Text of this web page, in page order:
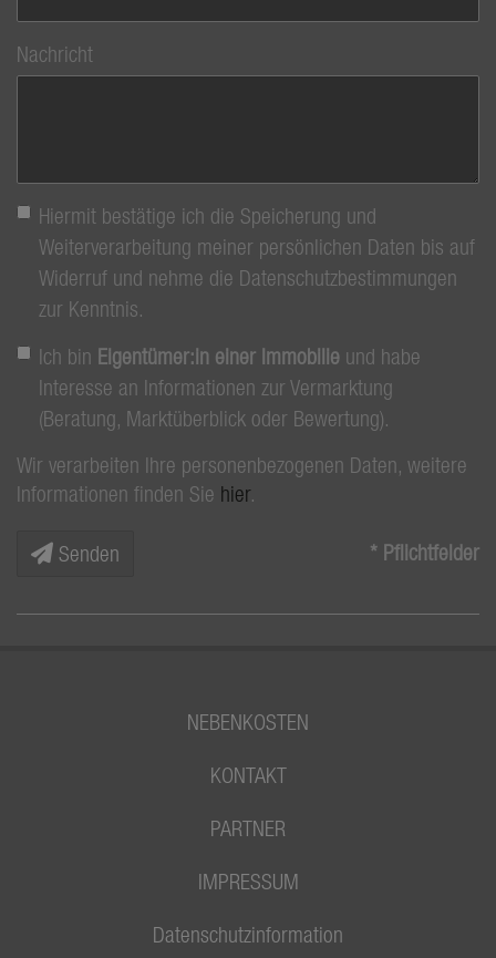
Nachricht
Hiermit bestätige ich die Speicherung und
Weiterverarbeitung meiner persönlichen Daten bis auf
Widerruf und nehme die Datenschutzbestimmungen
zur Kenntnis.
Ich bin Eigentümer:in einer Immobilie und habe
Interesse an Informationen zur Vermarktung
(Beratung, Marktüberblick oder Bewertung).
Wir verarbeiten Ihre personenbezogenen Daten, weitere
Informationen finden Sie hier.
Senden * Pflichtfelder
NEBENKOSTEN
KONTAKT
PARTNER
IMPRESSUM
Datenschutzinformation